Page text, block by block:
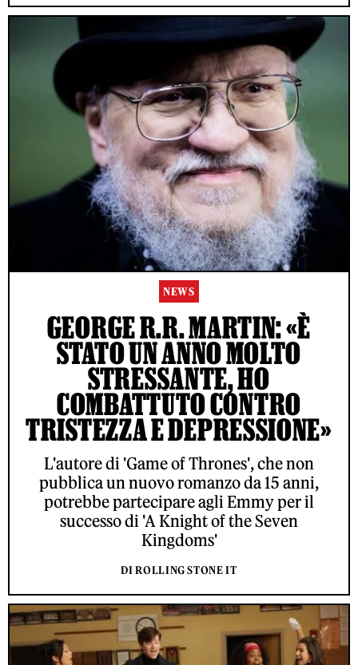
NEWS
GEORGE R.R. MARTIN: «È
STATO UN ANNO MOLTO
STRESSANTE, HO
COMBATTUTO CONTRO
TRISTEZZA E DEPRESSIONE»
L'autore di 'Game of Thrones', che non
pubblica un nuovo romanzo da 15 anni,
potrebbe partecipare agli Emmy per il
successo di 'A Knight of the Seven
Kingdoms'
DI ROLLING STONE IT